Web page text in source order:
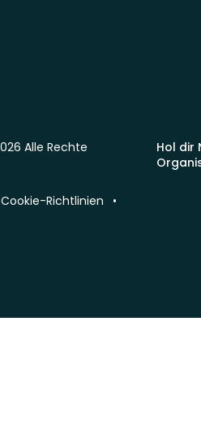
Hol dir
Alle Rechte
Cookie-Richtlinien